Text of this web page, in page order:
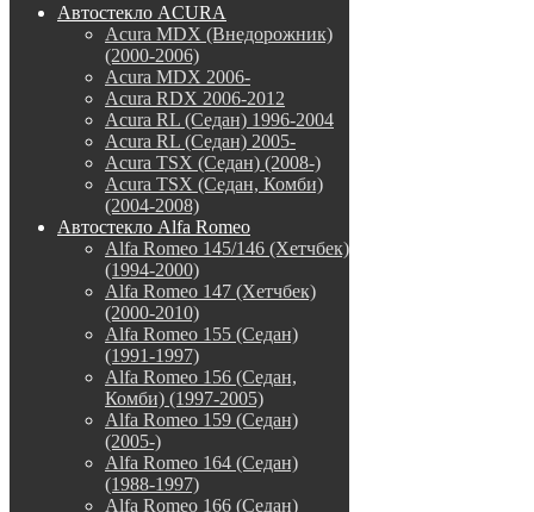
Автостекло ACURA
Acura MDX (Внедорожник)
(2000-2006)
Acura MDX 2006-
Acura RDX 2006-2012
Acura RL (Седан) 1996-2004
Acura RL (Седан) 2005-
Acura TSX (Седан) (2008-)
Acura TSX (Седан, Комби)
(2004-2008)
Автостекло Alfa Romeo
Alfa Romeo 145/146 (Хетчбек)
(1994-2000)
Alfa Romeo 147 (Хетчбек)
(2000-2010)
Alfa Romeo 155 (Седан)
(1991-1997)
Alfa Romeo 156 (Седан,
Комби) (1997-2005)
Alfa Romeo 159 (Седан)
(2005-)
Alfa Romeo 164 (Седан)
(1988-1997)
Alfa Romeo 166 (Седан)